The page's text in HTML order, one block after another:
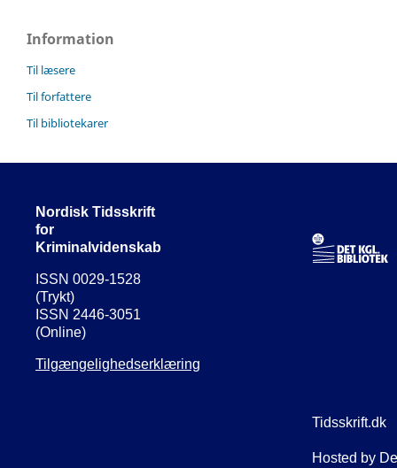
Information
Til læsere
Til forfattere
Til bibliotekarer
Nordisk Tidsskrift
for
Kriminalvidenskab
ISSN 0029-1528
(Trykt)
ISSN 2446-3051
(Online)
Tilgængelighedserklæring